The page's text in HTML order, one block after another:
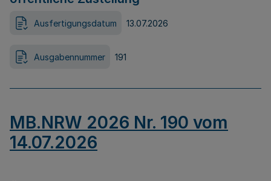
Ausfertigungsdatum 13.07.2026
Ausgabennummer 191
MB.NRW 2026 Nr. 190 vom
14.07.2026